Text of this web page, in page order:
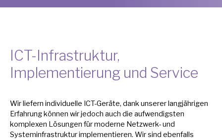
ICT-Infrastruktur,
Implementierung und Service
Wir liefern individuelle ICT-Geräte, dank unserer langjährigen
Erfahrung können wir jedoch auch die aufwendigsten
komplexen Lösungen für moderne Netzwerk- und
Systeminfrastruktur implementieren. Wir sind ebenfalls